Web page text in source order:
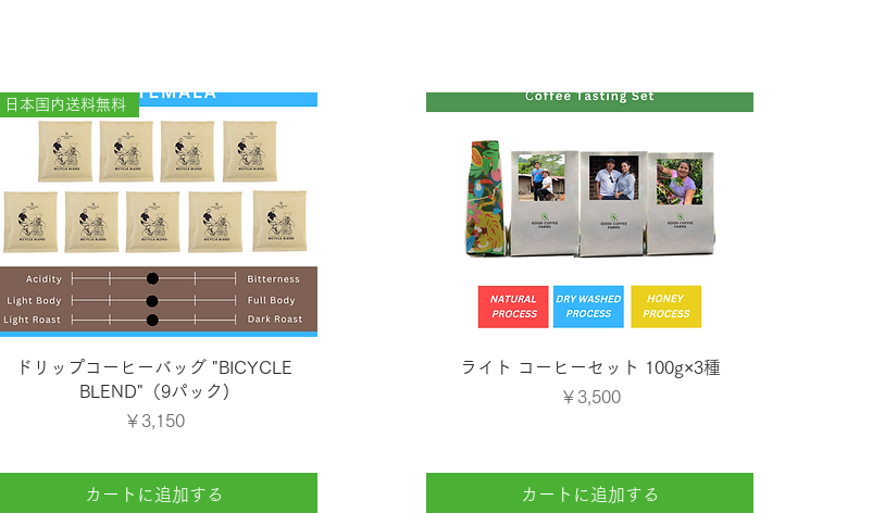
クイックビュー
日本国内送料無料
ドリップコーヒーバッグ "BICYCLE
BLEND"（9パック)
価格
￥3,150
カートに追加する
クイックビュー
ライト コーヒーセット 100g×3種
価格
￥3,500
カートに追加する